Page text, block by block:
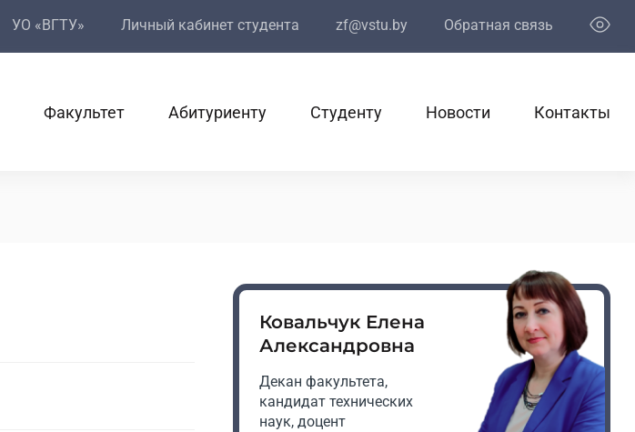
УО «ВГТУ» Личный кабинет студента zf@vstu.by Обратная связь
Факультет Абитуриенту Студенту Новости Контакты
Ковальчук Елена
Александровна
Декан факультета,
кандидат технических
наук, доцент